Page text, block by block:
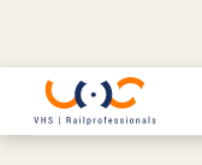
Terug naar